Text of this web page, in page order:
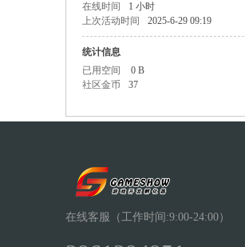
Sh
在线时间 1 小时
上次活动时间
2025-6-29 09:19
统计信息
已用空间
0 B
社区金币
37
在线客服（工作时间:9:00-24:00）